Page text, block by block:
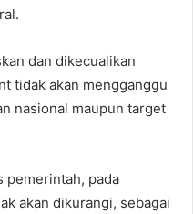
dan dikecualikan
tidak akan mengganggu
nasional maupun target
pemerintah, pada
akan dikurangi, sebagai